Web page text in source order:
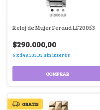
Reloj de Mujer Feraud LF20053
$290.000,00
6 x$48.333,33 sin interés
COMPRAR
GRATIS